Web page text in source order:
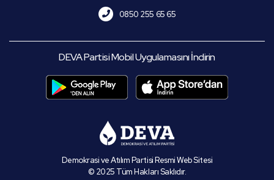
0850 255 65 65
DEVA Partisi Mobil Uygulamasını İndirin
Demokrasi ve Atılım Partisi Resmi Web Sitesi
© 2025 Tüm Hakları Saklıdır.